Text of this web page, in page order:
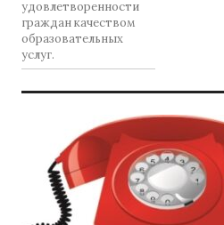
удовлетворенности
граждан качеством
образовательных
услуг.